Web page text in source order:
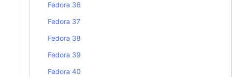
Fedora 36
Fedora 37
Fedora 38
Fedora 39
Fedora 40